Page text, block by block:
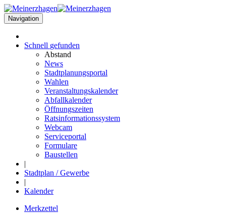
Navigation
Schnell gefunden
Abstand
News
Stadtplanungsportal
Wahlen
Veranstaltungskalender
Abfallkalender
Öffnungszeiten
Ratsinformationssystem
Webcam
Serviceportal
Formulare
Baustellen
|
Stadtplan / Gewerbe
|
Kalender
Merkzettel